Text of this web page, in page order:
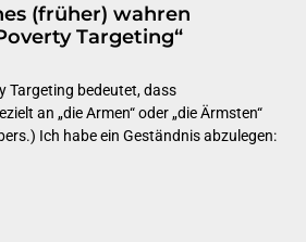
(früher) wahren
Targeting“
Targeting bedeutet, dass
an „die Armen“ oder „die Ärmsten“
Ich habe ein Geständnis abzulegen: